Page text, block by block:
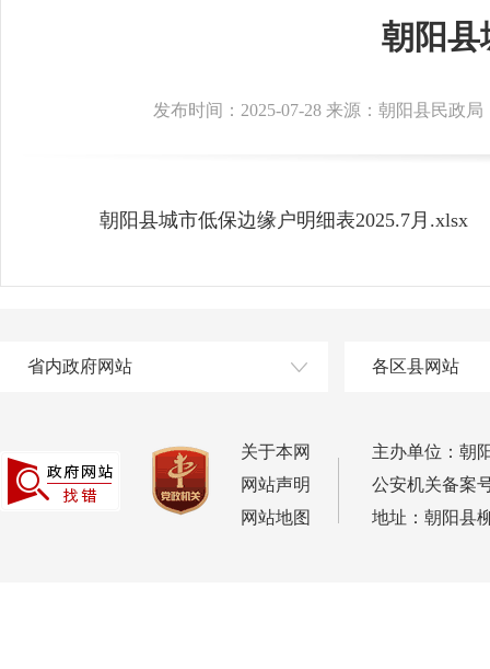
朝阳县
发布时间：2025-07-28 来源：朝阳县民政局
朝阳县城市低保边缘户明细表2025.7月.xlsx
省内政府网站 各区县网站
关于本网
网站声明
网站地图
主办单位：朝
公安机关备案
地址：朝阳县